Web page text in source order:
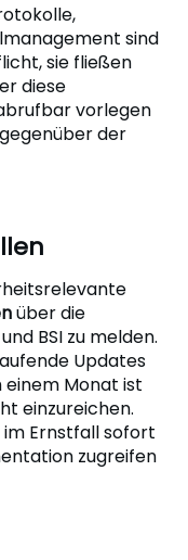
sind
sie fließen
diese
vorlegen
der
über die
BSI zu melden.
Updates
Monat ist
einzureichen.
im Ernstfall sofort
zugreifen